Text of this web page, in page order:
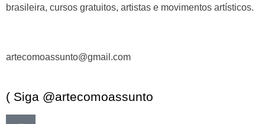
brasileira, cursos gratuitos, artistas e movimentos artísticos.
artecomoassunto@gmail.com
( Siga @artecomoassunto